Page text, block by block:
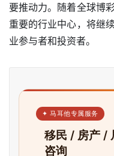
要推动力。随着全球博
重要的行业中心，将继
业参与者和投资者。
✦ 马耳他专属服务
移民 / 房产 /
咨询